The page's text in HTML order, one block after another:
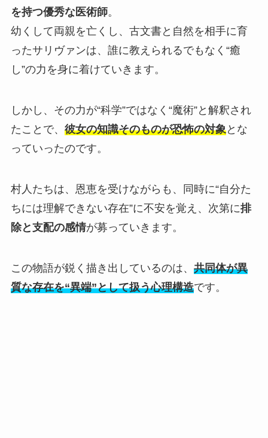
を持つ優秀な医術師。
幼くして両親を亡くし、古文書と自然を相手に育
ったサリヴァンは、誰に教えられるでもなく“癒
し”の力を身に着けていきます。
しかし、その力が“科学”ではなく“魔術”と解釈され
たことで、 彼女の知識そのものが恐怖の対象とな
っていったのです。
村人たちは、恩恵を受けながらも、同時に“自分た
ちには理解できない存在”に不安を覚え、次第に排
除と支配の感情が募っていきます。
この物語が鋭く描き出しているのは、 共同体が異
質な存在を“異端”として扱う心理構造です。